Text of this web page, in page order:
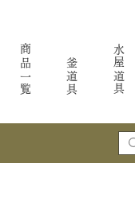
商品一覧 釜道具 水屋道具